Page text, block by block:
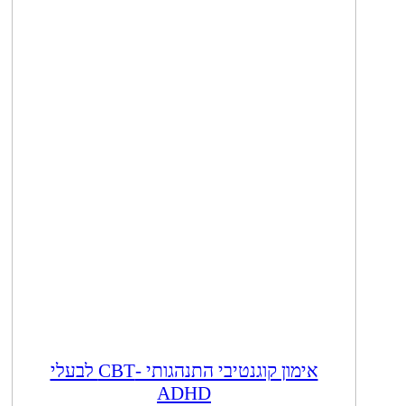
אימון קוגנטיבי התנהגותי -CBT לבעלי
ADHD